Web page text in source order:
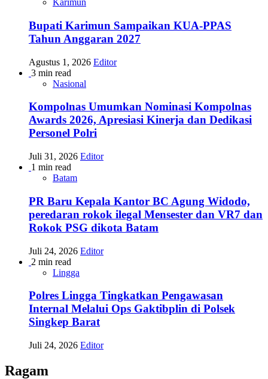
Karimun
Bupati Karimun Sampaikan KUA-PPAS
Tahun Anggaran 2027
Agustus 1, 2026 Editor
3 min read
Nasional
Kompolnas Umumkan Nominasi Kompolnas
Awards 2026, Apresiasi Kinerja dan Dedikasi
Personel Polri
Juli 31, 2026 Editor
1 min read
Batam
PR Baru Kepala Kantor BC Agung Widodo,
peredaran rokok ilegal Mensester dan VR7 dan
Rokok PSG dikota Batam
Juli 24, 2026 Editor
2 min read
Lingga
Polres Lingga Tingkatkan Pengawasan
Internal Melalui Ops Gaktibplin di Polsek
Singkep Barat
Juli 24, 2026 Editor
Ragam